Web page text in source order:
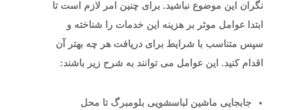
نگران این موضوع نباشید. برای چنین امر لازم است تا
ابتدا عوامل موثر بر هزینه این خدمات را شناخته و
سپس متناسب با شرایط برای دریافت هر چه بهتر آن
اقدام کنید. این عوامل می توانند به شرح زیر باشند:
جابجایی ماشین لباسشویی بلومبرگ تا محل